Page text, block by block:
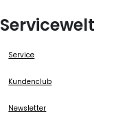
Servicewelt
Service
Kundenclub
Newsletter